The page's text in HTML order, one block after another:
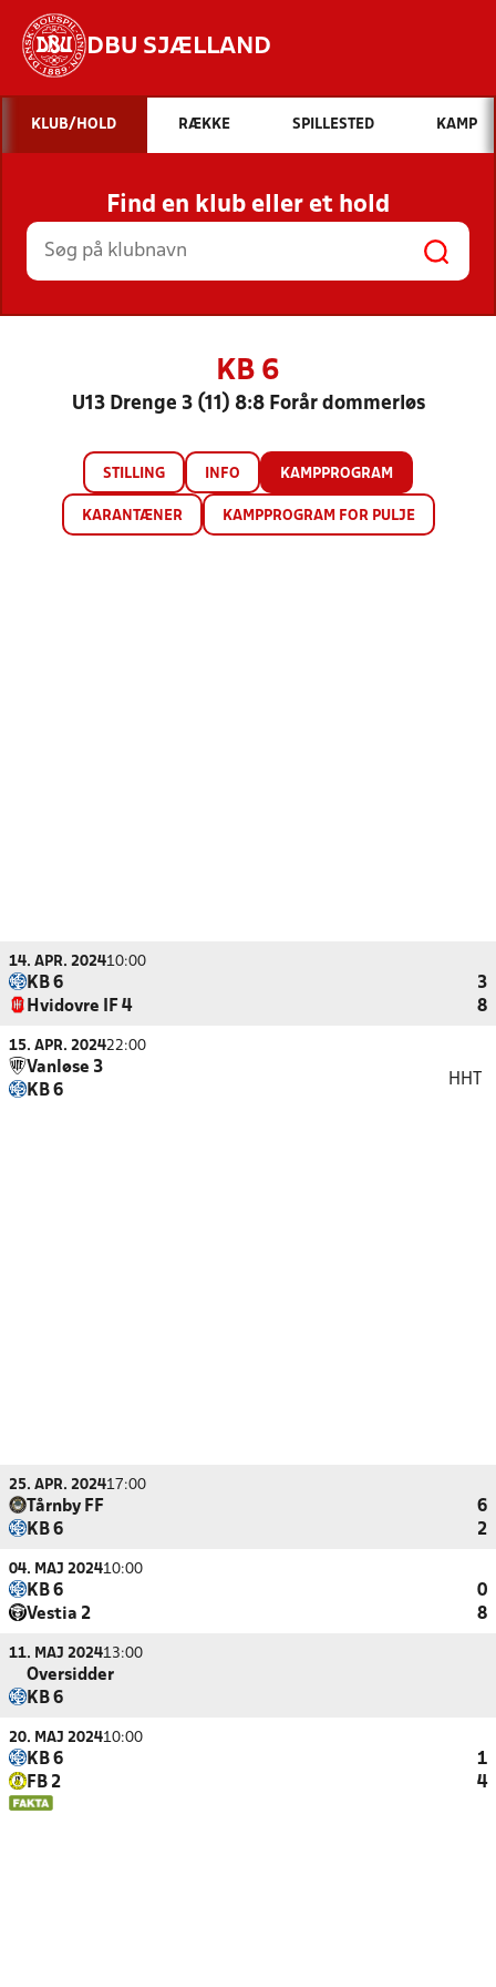
DBU SJÆLLAND
Hvad vil du søge efter?
INDHOLD OG NYHEDER
STILLINGER, RESULTATER, KLUBBER OG
HOLD
KLUB/HOLD RÆKKE SPILLESTED KAMP
Find en klub eller et hold
KB 6
U13 Drenge 3 (11) 8:8 Forår dommerløs
STILLING INFO KAMPPROGRAM
KARANTÆNER KAMPPROGRAM FOR PULJE
14. APR. 202410:00
KB 6
3
Hvidovre IF 4
8
15. APR. 202422:00
Vanløse 3
KB 6
HHT
25. APR. 202417:00
Tårnby FF
6
KB 6
2
04. MAJ 202410:00
KB 6
0
Vestia 2
8
11. MAJ 202413:00
Oversidder
KB 6
20. MAJ 202410:00
KB 6
1
FB 2
4